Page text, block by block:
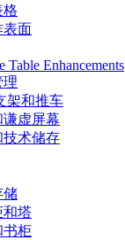
格
表面
Table Enhancements
理
架和推车
谦虚屏幕
技术储存
储
和塔
书柜